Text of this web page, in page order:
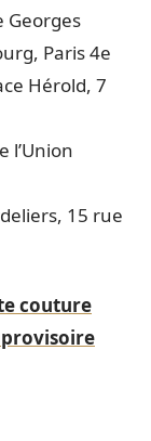
Georges
Paris 4e
Hérold, 7
l’Union
15 rue
couture